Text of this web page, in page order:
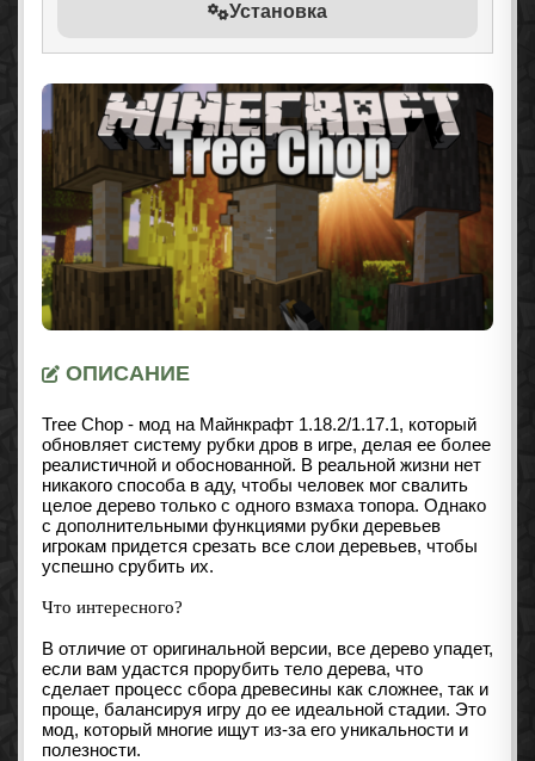
Установка
ОПИСАНИЕ
Tree Chop - мод на Майнкрафт 1.18.2/1.17.1, который
обновляет систему рубки дров в игре, делая ее более
реалистичной и обоснованной. В реальной жизни нет
никакого способа в аду, чтобы человек мог свалить
целое дерево только с одного взмаха топора. Однако
с дополнительными функциями рубки деревьев
игрокам придется срезать все слои деревьев, чтобы
успешно срубить их.
Что интересного?
В отличие от оригинальной версии, все дерево упадет,
если вам удастся прорубить тело дерева, что
сделает процесс сбора древесины как сложнее, так и
проще, балансируя игру до ее идеальной стадии. Это
мод, который многие ищут из-за его уникальности и
полезности.